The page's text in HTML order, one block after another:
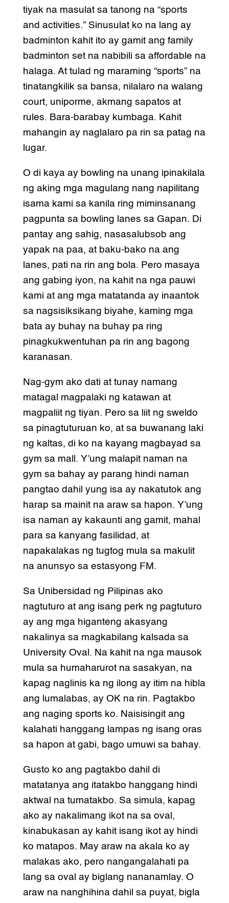
tiyak na masulat sa tanong na “sports
and activities.” Sinusulat ko na lang ay
badminton kahit ito ay gamit ang family
badminton set na nabibili sa affordable na
halaga. At tulad ng maraming “sports” na
tinatangkilik sa bansa, nilalaro na walang
court, uniporme, akmang sapatos at
rules. Bara-barabay kumbaga. Kahit
mahangin ay naglalaro pa rin sa patag na
lugar.
O di kaya ay bowling na unang ipinakilala
ng aking mga magulang nang napilitang
isama kami sa kanila ring miminsanang
pagpunta sa bowling lanes sa Gapan. Di
pantay ang sahig, nasasalubsob ang
yapak na paa, at baku-bako na ang
lanes, pati na rin ang bola. Pero masaya
ang gabing iyon, na kahit na nga pauwi
kami at ang mga matatanda ay inaantok
sa nagsisiksikang biyahe, kaming mga
bata ay buhay na buhay pa ring
pinagkukwentuhan pa rin ang bagong
karanasan.
Nag-gym ako dati at tunay namang
matagal magpalaki ng katawan at
magpaliit ng tiyan. Pero sa liit ng sweldo
sa pinagtuturuan ko, at sa buwanang laki
ng kaltas, di ko na kayang magbayad sa
gym sa mall. Y’ung malapit naman na
gym sa bahay ay parang hindi naman
pangtao dahil yung isa ay nakatutok ang
harap sa mainit na araw sa hapon. Y’ung
isa naman ay kakaunti ang gamit, mahal
para sa kanyang fasilidad, at
napakalakas ng tugtog mula sa makulit
na anunsyo sa estasyong FM.
Sa Unibersidad ng Pilipinas ako
nagtuturo at ang isang perk ng pagtuturo
ay ang mga higanteng akasyang
nakalinya sa magkabilang kalsada sa
University Oval. Na kahit na nga mausok
mula sa humaharurot na sasakyan, na
kapag naglinis ka ng ilong ay itim na hibla
ang lumalabas, ay OK na rin. Pagtakbo
ang naging sports ko. Naisisingit ang
kalahati hanggang lampas ng isang oras
sa hapon at gabi, bago umuwi sa bahay.
Gusto ko ang pagtakbo dahil di
matatanya ang itatakbo hanggang hindi
aktwal na tumatakbo. Sa simula, kapag
ako ay nakalimang ikot na sa oval,
kinabukasan ay kahit isang ikot ay hindi
ko matapos. May araw na akala ko ay
malakas ako, pero nangangalahati pa
lang sa oval ay biglang nananamlay. O
araw na nanghihina dahil sa puyat, bigla